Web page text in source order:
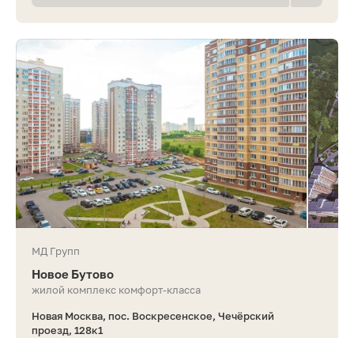
МД Групп
Новое Бутово
жилой комплекс комфорт-класса
Новая Москва, пос. Воскресенское, Чечёрский
проезд, 128к1